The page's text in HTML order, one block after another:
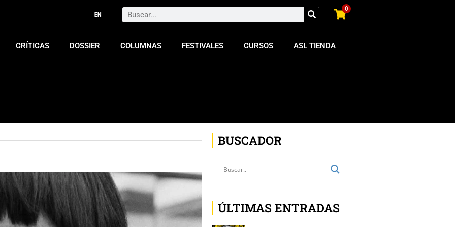
Search 0
CRÍTICAS DOSSIER COLUMNAS FESTIVALES CURSOS ASL TIENDA
BUSCADOR
ÚLTIMAS ENTRADAS